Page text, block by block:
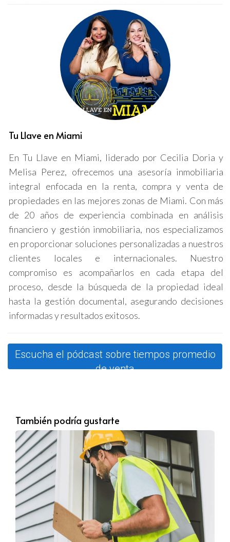
mantenimiento del inmueble.
Condiciones del mercado
Las condiciones del mercado son uno de los factores
más decisivos en el tiempo de venta. Durante un
mercado de vendedores, donde la demanda excede la
oferta, las propiedades tienden a venderse más rápido.
En contraste, durante un mercado de compradores, la
competencia se intensifica y las propiedades pueden
tasa de interés también impacta la rapidez con la que se
venden las casas, ya que tasas más bajas pueden
incentivar a más compradores a ingresar al mercado.
Factores que influyen en el tiempo
de venta
Una variedad de elementos juega un papel crucial en
determinar el tiempo que tarda en venderse una
propiedad. Aquí están algunos de los más significativos:
Ubicación:Las propiedades en vecindarios
deseables o en cercanía a servicios y atracciones
suelen venderse más rápido.
mantenidas y listas para habitar atraen a más
compradores y se venden más rápido.
Precio:Una correcta evaluación del precio de venta
destaque en un mercado saturado.
Estacionalidad:La demanda puede fluctuar con las
estaciones; por ejemplo, la primavera y principios
del verano suelen ser temporadas populares para
la compra de casas.
El papel de un agente inmobiliario
Contar con un agente inmobiliario experimentado
puede ser un factor determinante en la rapidez con que
se vende una propiedad. Los agentes no solo tienen
Tu Llave en Miami
En Tu Llave en Miami, liderado por Cecilia Doria y
Melisa Perez, ofrecemos una asesoría inmobiliaria
integral enfocada en la renta, compra y venta de
propiedades en las mejores zonas de Miami. Con más
de 20 años de experiencia combinada en análisis
financiero y gestión inmobiliaria, nos especializamos
en proporcionar soluciones personalizadas a nuestros
clientes locales e internacionales. Nuestro
compromiso es acompañarlos en cada etapa del
proceso, desde la búsqueda de la propiedad ideal
hasta la gestión documental, asegurando decisiones
informadas y resultados exitosos.
Escucha el pódcast sobre tiempos promedio
de venta
También podría gustarte